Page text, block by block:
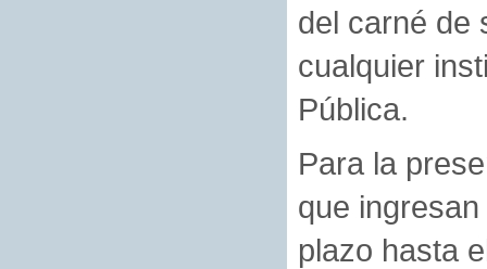
del carné de
cualquier
Pública.
Para la
que
plazo hasta